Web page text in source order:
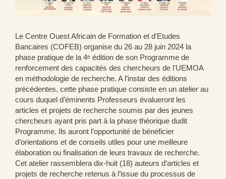
Le Centre Ouest Africain de Formation et d'Etudes
Bancaires (COFEB) organise du 26 au 28 juin 2024 la
phase pratique de la 4ᵉ édition de son Programme de
renforcement des capacités des chercheurs de l'UEMOA
en méthodologie de recherche. A l’instar des éditions
précédentes, cette phase pratique consiste en un atelier au
cours duquel d’éminents Professeurs évalueront les
articles et projets de recherche soumis par des jeunes
chercheurs ayant pris part à la phase théorique dudit
Programme. Ils auront l’opportunité de bénéficier
d’orientations et de conseils utiles pour une meilleure
élaboration ou finalisation de leurs travaux de recherche.
Cet atelier rassemblera dix-huit (18) auteurs d’articles et
projets de recherche retenus à l’issue du processus de